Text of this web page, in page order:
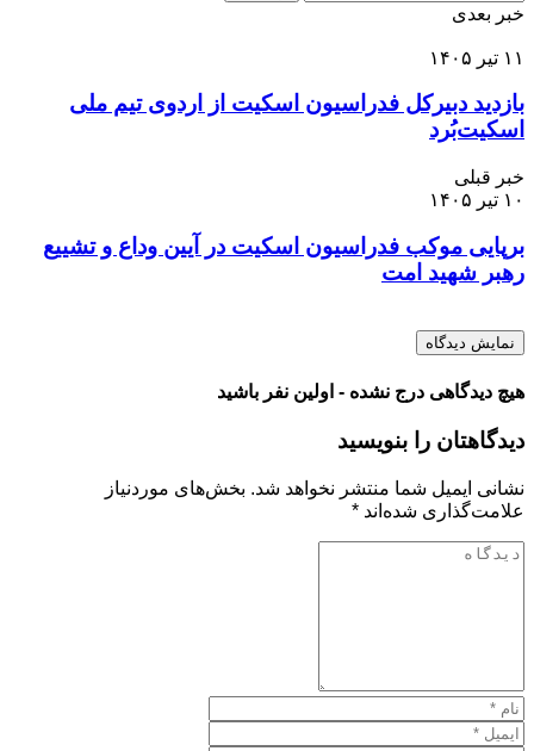
خبر بعدی
۱۱ تیر ۱۴۰۵
بازدید دبیرکل فدراسیون اسکیت از اردوی تیم ملی
اسکیت‌بُرد
خبر قبلی
۱۰ تیر ۱۴۰۵
برپایی موکب فدراسیون اسکیت در آیین وداع و تشییع
رهبر شهید امت
نمایش دیدگاه
هیچ دیدگاهی درج نشده - اولین نفر باشید
دیدگاهتان را بنویسید
نشانی ایمیل شما منتشر نخواهد شد. بخش‌های موردنیاز
علامت‌گذاری شده‌اند *